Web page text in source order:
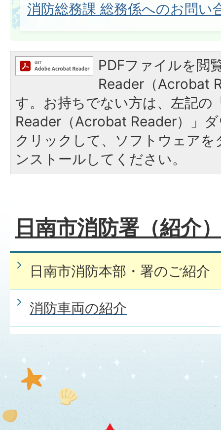
消防総務課 総務係へのお問い
PDFファイルを閲
Reader（Acrobat
す。お持ちでない方は、左記の
Reader（Acrobat Reader）」
クリックして、ソフトウェア
ンストールしてください。
日南市消防署（紹介
日南市消防本部・署のご紹介
消防車両の紹介